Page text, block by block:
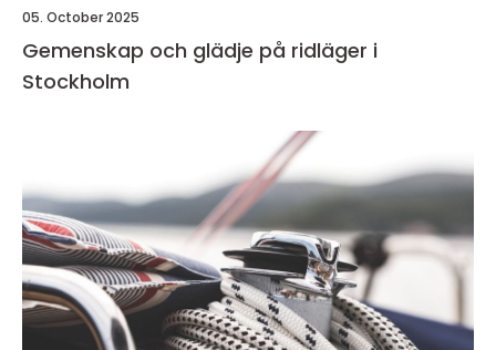
05. October 2025
Gemenskap och glädje på ridläger i
Stockholm